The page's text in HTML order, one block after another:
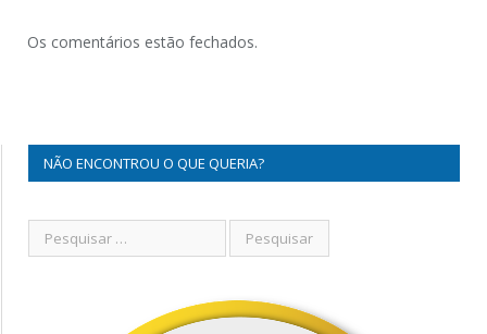
Os comentários estão fechados.
NÃO ENCONTROU O QUE QUERIA?